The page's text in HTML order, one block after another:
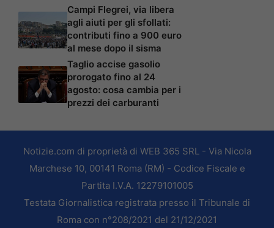
Campi Flegrei, via libera
agli aiuti per gli sfollati:
contributi fino a 900 euro
al mese dopo il sisma
Taglio accise gasolio
prorogato fino al 24
agosto: cosa cambia per i
prezzi dei carburanti
Notizie.com di proprietà di WEB 365 SRL - Via Nicola
Marchese 10, 00141 Roma (RM) - Codice Fiscale e
Partita I.V.A. 12279101005
Testata Giornalistica registrata presso il Tribunale di
Roma con n°208/2021 del 21/12/2021